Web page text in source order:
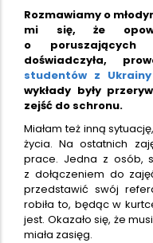
Rozmawiamy o
mi się, że
o poruszających
doświadczyła,
studentów z Ukrainy
wykłady były
zejść do schronu.
Miałam też inną
życia. Na ostatnich
prace. Jedna z osób,
z dołączeniem do
przedstawić swój
robiła to, będąc w
jest. Okazało się, że
miała zasięg.